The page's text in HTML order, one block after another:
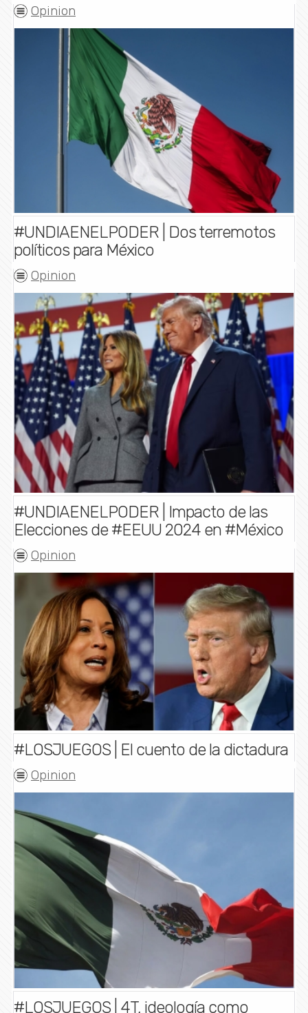
Opinion
#UNDIAENELPODER | Dos terremotos
políticos para México
Opinion
#UNDIAENELPODER | Impacto de las
Elecciones de #EEUU 2024 en #México
Opinion
#LOSJUEGOS | El cuento de la dictadura
Opinion
#LOSJUEGOS | 4T, ideología como